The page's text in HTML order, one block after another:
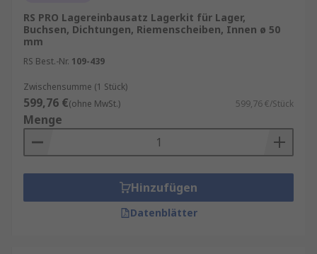
Lagerendabdeckungen
Lagersicherungsmuttern
Lagerschmiereinheiten
RS PRO Lagereinbausatz Lagerkit für Lager,
Buchsen, Dichtungen, Riemenscheiben, Innen ø 50
mm
RS Best.-Nr. 109-439
Zwischensumme (1 Stück)
599,76 €(ohne MwSt.) 599,76 €/Stück
Menge
Hinzufügen
Datenblätter